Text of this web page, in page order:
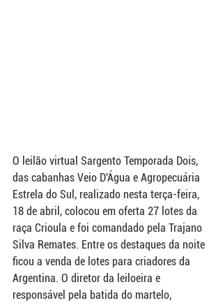
O leilão virtual Sargento Temporada Dois,
das cabanhas Veio D'Água e Agropecuária
Estrela do Sul, realizado nesta terça-feira,
18 de abril, colocou em oferta 27 lotes da
raça Crioula e foi comandado pela Trajano
Silva Remates. Entre os destaques da noite
ficou a venda de lotes para criadores da
Argentina. O diretor da leiloeira e
responsável pela batida do martelo,